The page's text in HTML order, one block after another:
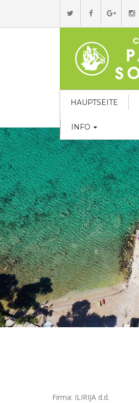
HAUPTSEITE
INFO
Firma: ILIRIJA d.d.